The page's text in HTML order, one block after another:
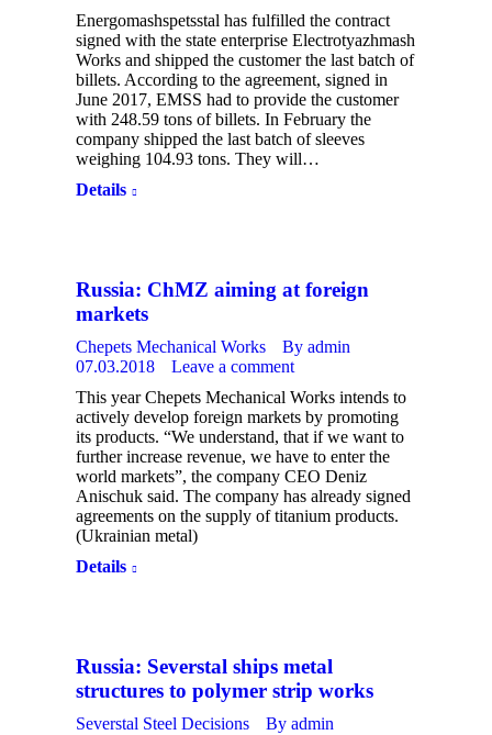
Energomashspetsstal has fulfilled the contract
signed with the state enterprise Electrotyazhmash
Works and shipped the customer the last batch of
billets. According to the agreement, signed in
June 2017, EMSS had to provide the customer
with 248.59 tons of billets. In February the
company shipped the last batch of sleeves
weighing 104.93 tons. They will…
Details
Russia: ChMZ aiming at foreign
markets
Chepets Mechanical Works By admin
07.03.2018
Leave a comment
This year Chepets Mechanical Works intends to
actively develop foreign markets by promoting
its products. “We understand, that if we want to
further increase revenue, we have to enter the
world markets”, the company CEO Deniz
Anischuk said. The company has already signed
agreements on the supply of titanium products.
(Ukrainian metal)
Details
Russia: Severstal ships metal
structures to polymer strip works
Severstal Steel Decisions By admin